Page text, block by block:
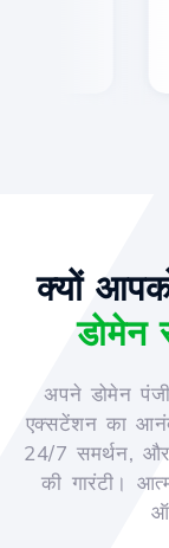
क्यों
डोमेन
अपने डोमेन
एक्सटेंशन का
24/7 समर्थन, और
की गारंटी।